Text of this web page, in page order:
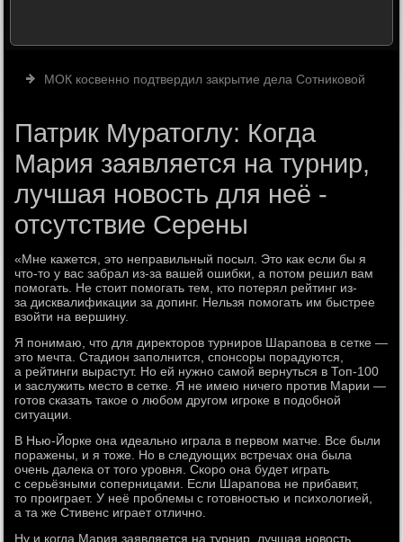
МОК косвенно подтвердил закрытие дела Сотниковой
Патрик Муратоглу: Когда
Мария заявляется на турнир,
лучшая новость для неё -
отсутствие Серены
«Мне кажется, это неправильный посыл. Это как если бы я
что-то у вас забрал из-за вашей ошибки, а потом решил вам
помогать. Не стоит помогать тем, кто потерял рейтинг из-
за дисквалификации за допинг. Нельзя помогать им быстрее
взойти на вершину.
Я понимаю, что для директоров турниров Шарапова в сетке —
это мечта. Стадион заполнится, спонсоры порадуются,
а рейтинги вырастут. Но ей нужно самой вернуться в Топ-100
и заслужить место в сетке. Я не имею ничего против Марии —
готов сказать такое о любом другом игроке в подобной
ситуации.
В Нью-Йорке она идеально играла в первом матче. Все были
поражены, и я тоже. Но в следующих встречах она была
очень далека от того уровня. Скоро она будет играть
с серьёзными соперницами. Если Шарапова не прибавит,
то проиграет. У неё проблемы с готовностью и психологией,
а та же Стивенс играет отлично.
Ну и когда Мария заявляется на турнир, лучшая новость